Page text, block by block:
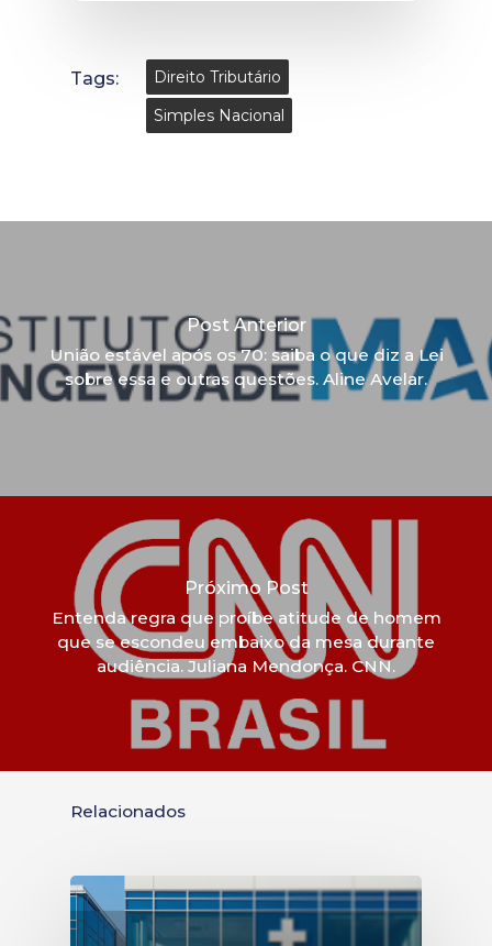
Tags:
Direito Tributário
Simples Nacional
Post Anterior
União estável após os 70: saiba o que diz a Lei
sobre essa e outras questões. Aline Avelar.
Próximo Post
Entenda regra que proíbe atitude de homem
que se escondeu embaixo da mesa durante
audiência. Juliana Mendonça. CNN.
Relacionados